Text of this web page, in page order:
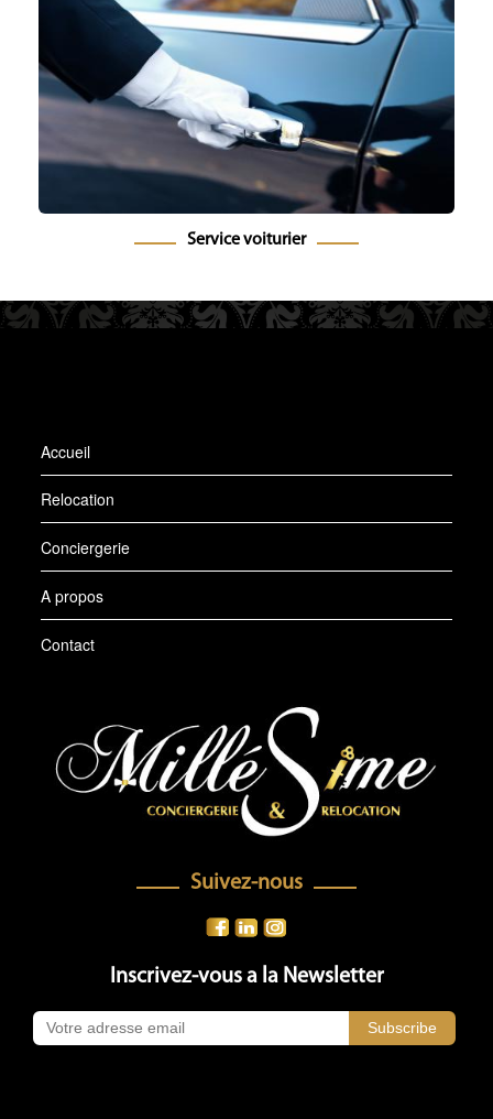
Service voiturier
Accueil
Relocation
Conciergerie
A propos
Contact
Suivez-nous
Inscrivez-vous a la Newsletter